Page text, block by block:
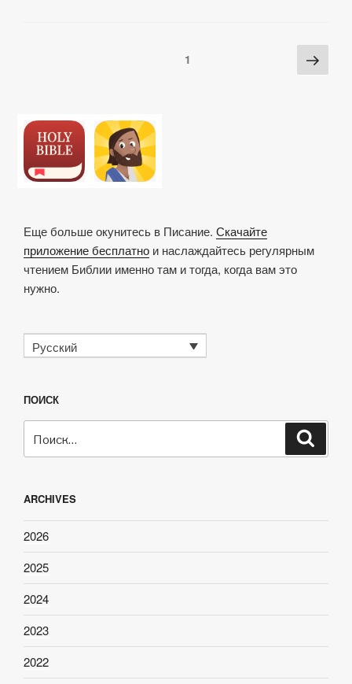
1
Еще больше окунитесь в Писание. Скачайте
приложение бесплатно и наслаждайтесь регулярным
чтением Библии именно там и тогда, когда вам это
нужно.
Русский
ПОИСК
ARCHIVES
2026
2025
2024
2023
2022